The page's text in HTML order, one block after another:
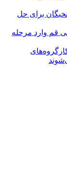
برای حل
قم وارد مرحله